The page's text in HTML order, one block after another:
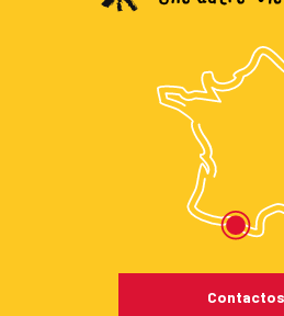
Contactos